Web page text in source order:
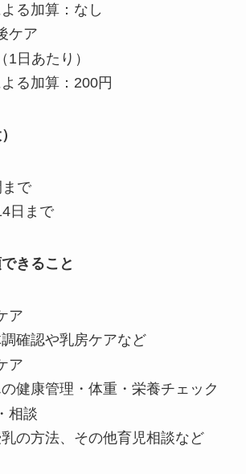
る加算：なし
ケア
1日あたり）
る加算：200円
で
日まで
きること
ア
確認や乳房ケアなど
ア
健康管理・体重・栄養チェック
相談
の方法、その他育児相談など